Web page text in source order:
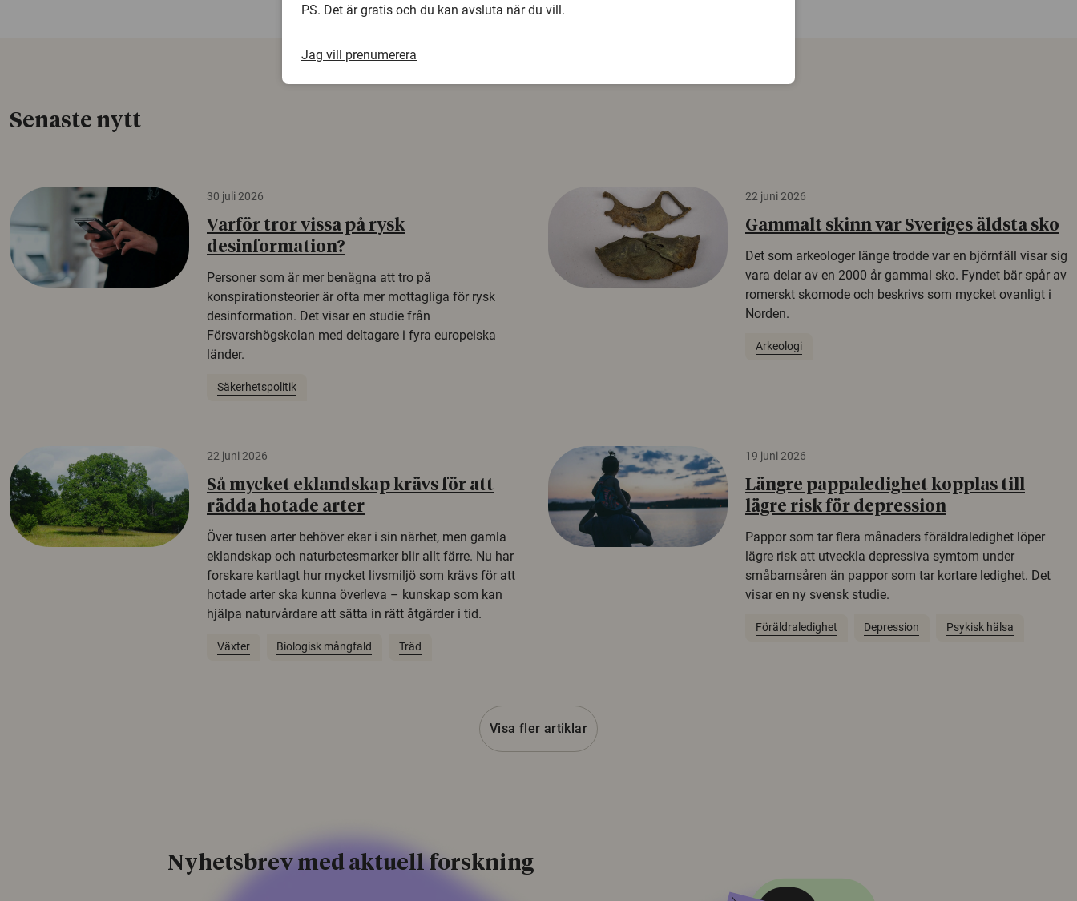
Senaste nytt
30 juli 2026
Varför tror vissa på rysk
desinformation?
Personer som är mer benägna att tro på
konspirationsteorier är ofta mer mottagliga för rysk
desinformation. Det visar en studie från
Försvarshögskolan med deltagare i fyra europeiska
länder.
Säkerhetspolitik
22 juni 2026
Gammalt skinn var Sveriges äldsta sko
Det som arkeologer länge trodde var en björnfäll visar sig
vara delar av en 2000 år gammal sko. Fyndet bär spår av
romerskt skomode och beskrivs som mycket ovanligt i
Norden.
Arkeologi
22 juni 2026
Så mycket eklandskap krävs för att
rädda hotade arter
Över tusen arter behöver ekar i sin närhet, men gamla
eklandskap och naturbetesmarker blir allt färre. Nu har
forskare kartlagt hur mycket livsmiljö som krävs för att
hotade arter ska kunna överleva – kunskap som kan
hjälpa naturvårdare att sätta in rätt åtgärder i tid.
Växter Biologisk mångfald Träd
19 juni 2026
Längre pappaledighet kopplas till
lägre risk för depression
Pappor som tar flera månaders föräldraledighet löper
lägre risk att utveckla depressiva symtom under
småbarnsåren än pappor som tar kortare ledighet. Det
visar en ny svensk studie.
Föräldraledighet Depression Psykisk hälsa
Visa fler artiklar
Nyhetsbrev med aktuell forskning
PS. Det är gratis och du kan avsluta när du vill.
Jag vill prenumerera